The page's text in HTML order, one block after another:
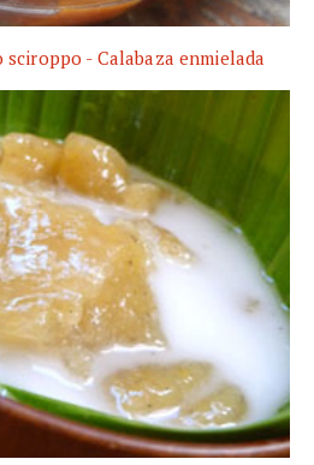
- Calabaza enmielada